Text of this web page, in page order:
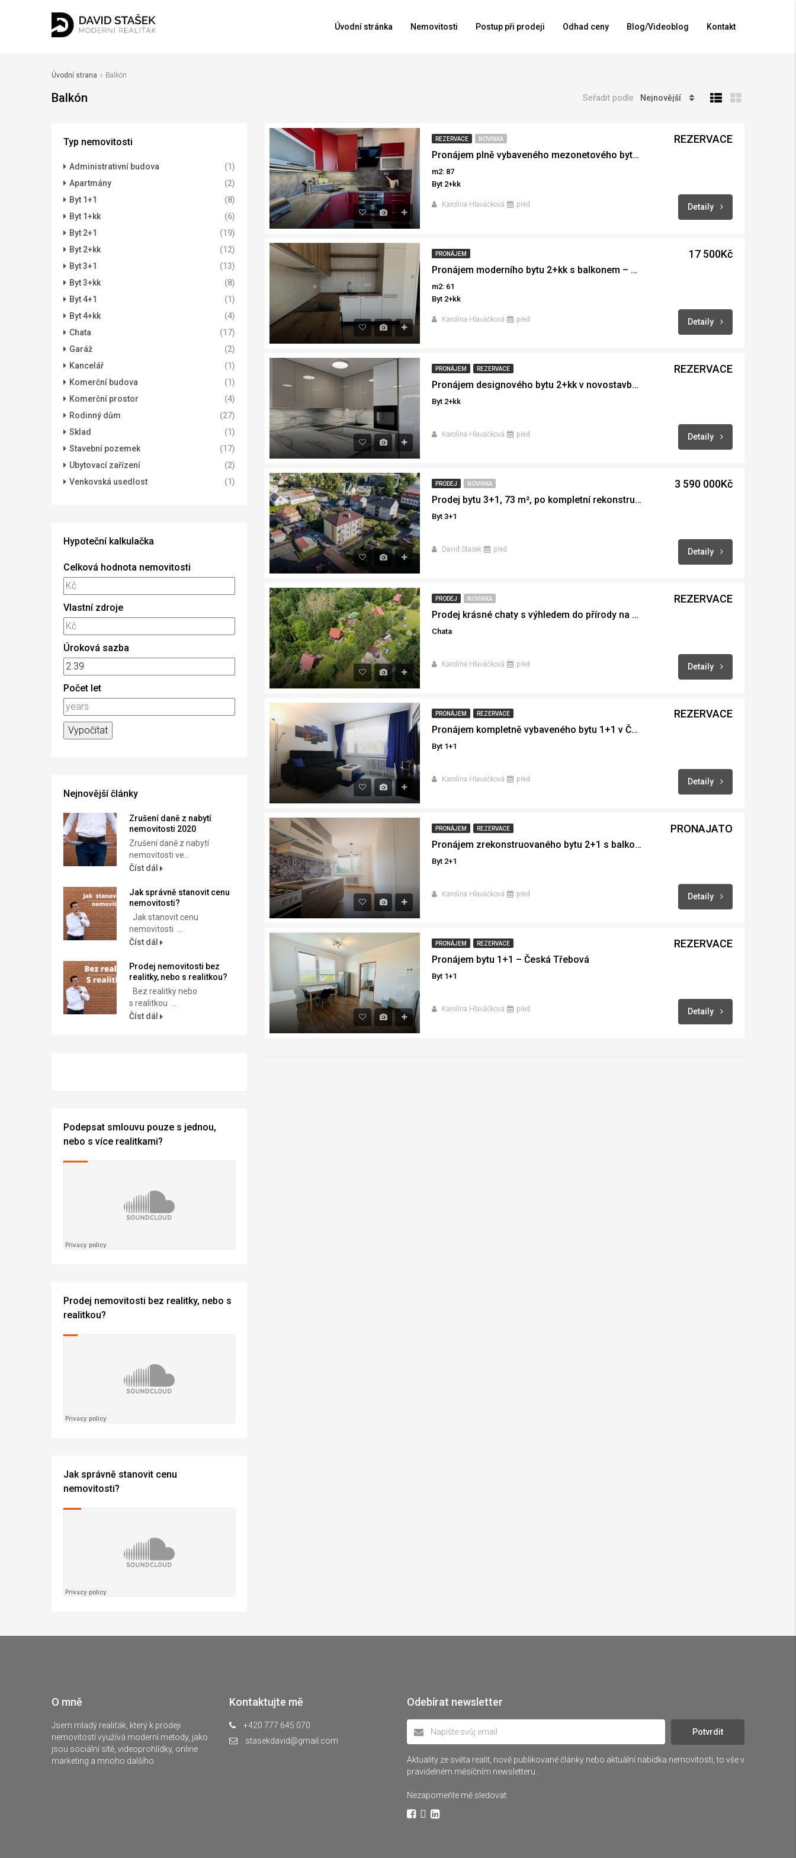
Úvodní stránka Nemovitosti Postup při prodeji Odhad ceny Blog/Videoblog Kontakt
Úvodní strana Balkón
Balkón Seřadit podle Nejnovější
REZERVACE NOVINKA
Pronájem plně vybaveného mezonetového bytu 2+kk s balkonem, Česká Třebová
m2: 87
Byt 2+kk
Karolína Hlaváčková před
REZERVACE
Detaily
PRONÁJEM
Pronájem moderního bytu 2+kk s balkonem – Ústí nad Orlicí
m2: 61
Byt 2+kk
Karolína Hlaváčková před
17 500Kč
Detaily
PRONÁJEM REZERVACE
Pronájem designového bytu 2+kk v novostavbě – Ústí nad Orlicí, ul. Kladská 1607
Byt 2+kk
Karolína Hlaváčková před
REZERVACE
Detaily
PRODEJ NOVINKA
Prodej bytu 3+1, 73 m², po kompletní rekonstrukci, Lanškroun – možnost garáže
Byt 3+1
David Stašek před
3 590 000Kč
Detaily
PRODEJ NOVINKA
Prodej krásné chaty s výhledem do přírody na Srnově
Chata
Karolína Hlaváčková před
REZERVACE
Detaily
PRONÁJEM REZERVACE
Pronájem kompletně vybaveného bytu 1+1 v České Třebové, Křib
Byt 1+1
Karolína Hlaváčková před
REZERVACE
Detaily
PRONÁJEM REZERVACE
Pronájem zrekonstruovaného bytu 2+1 s balkonem, Ústí nad Orlicí
Byt 2+1
Karolína Hlaváčková před
PRONAJATO
Detaily
PRONÁJEM REZERVACE
Pronájem bytu 1+1 – Česká Třebová
Byt 1+1
Karolína Hlaváčková před
REZERVACE
Detaily
Typ nemovitosti
Administrativní budova
(1)
Apartmány
(2)
Byt 1+1
(8)
Byt 1+kk
(6)
Byt 2+1
(19)
Byt 2+kk
(12)
Byt 3+1
(13)
Byt 3+kk
(8)
Byt 4+1
(1)
Byt 4+kk
(4)
Chata
(17)
Garáž
(2)
Kancelář
(1)
Komerční budova
(1)
Komerční prostor
(4)
Rodinný dům
(27)
Sklad
(1)
Stavební pozemek
(17)
Ubytovací zařízení
(2)
Venkovská usedlost
(1)
Hypoteční kalkulačka
Celková hodnota nemovitosti
Vlastní zdroje
Úroková sazba
Počet let
Nejnovější články
Zrušení daně z nabytí
nemovitosti 2020
Zrušení daně z nabytí
nemovitosti ve...
Číst dál
Jak správně stanovit cenu
nemovitosti?
Jak stanovit cenu
nemovitosti ...
Číst dál
Prodej nemovitosti bez
realitky, nebo s realitkou?
Bez realitky nebo
s realitkou ...
Číst dál
Podepsat smlouvu pouze s jednou,
nebo s více realitkami?
Prodej nemovitosti bez realitky, nebo s
realitkou?
Jak správně stanovit cenu
nemovitosti?
O mně
Jsem mladý realiťák, který k prodeji
nemovitostí využívá moderní metody, jako
jsou sociální sítě, videoprohlídky, online
marketing a mnoho dalšího
Kontaktujte mě
+420 777 645 070
stasekdavid@gmail.com
Odebírat newsletter
Potvrdit
Aktuality ze světa realit, nově publikované články nebo aktuální nabídka nemovitosti, to vše v
pravidelném měsíčním newsletteru..
Nezapomeňte mě sledovat: